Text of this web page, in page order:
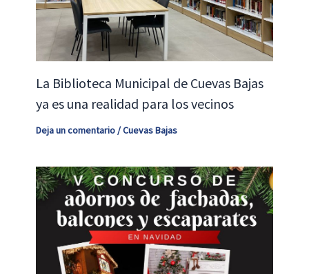
La Biblioteca Municipal de Cuevas Bajas
ya es una realidad para los vecinos
Deja un comentario/Cuevas Bajas